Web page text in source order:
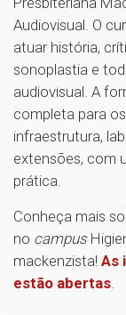
Audiovisual. O
atuar história,
sonoplastia e
audiovisual. A
completa para
infraestrutura,
extensões, com
prática.
Conheça mais
no campus
mackenzista! As
estão abertas